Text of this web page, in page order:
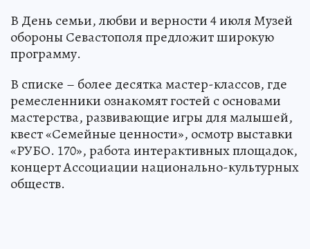
В День семьи, любви и верности 4 июля Музей
обороны Севастополя предложит широкую
программу.
В списке – более десятка мастер-классов, где
ремесленники ознакомят гостей с основами
мастерства, развивающие игры для малышей,
квест «Семейные ценности», осмотр выставки
«РУБО. 170», работа интерактивных площадок,
концерт Ассоциации национально-культурных
обществ.